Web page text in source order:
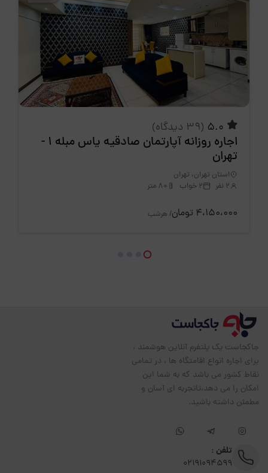
(39 دیدگاه)
اجاره روزانه آپارتمان صادقیه یاس مبله 1 -
تهران
استان تهران، تهران
2 نفر
2 خواب 80 متر
4،150،000 تومان / هرشب
جاکجاست یک پلتفرم آنلاین هوشمند ،
برای اجاره انواع اقامتگاه ها ، در تمامی
نقاط کشور می باشد که به شما این
امکان را می دهد،تاتجربه ای آسان و
مطمئن داشته باشید.
تلفن :
02191094599